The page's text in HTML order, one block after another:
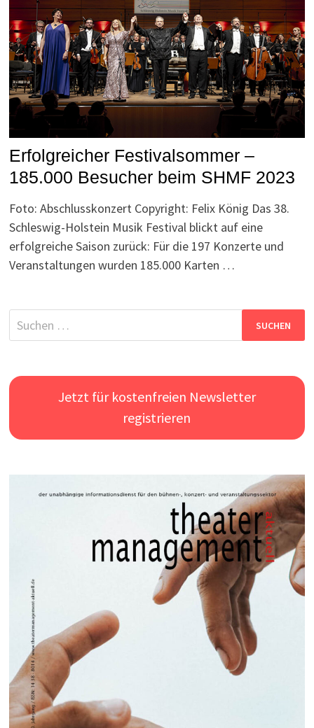
Erfolgreicher Festivalsommer –
185.000 Besucher beim SHMF 2023
Foto: Abschlusskonzert Copyright: Felix König Das 38.
Schleswig-Holstein Musik Festival blickt auf eine
erfolgreiche Saison zurück: Für die 197 Konzerte und
Veranstaltungen wurden 185.000 Karten …
Suchen
nach:
Jetzt für kostenfreien Newsletter
registrieren